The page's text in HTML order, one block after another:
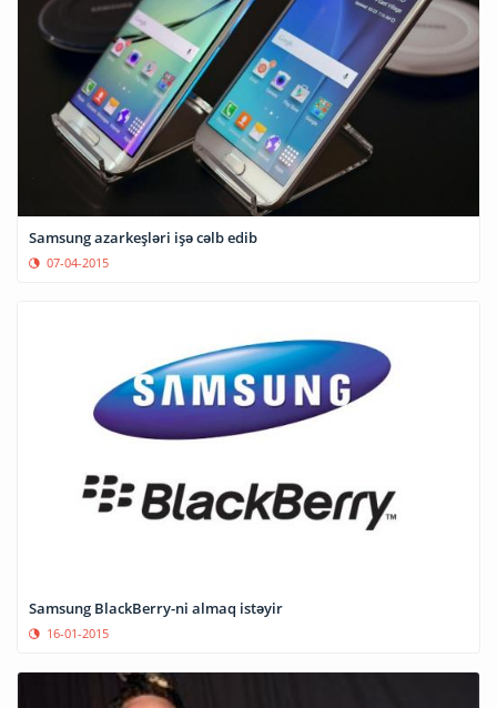
Samsung azarkeşləri işə cəlb edib
07-04-2015
Samsung BlackBerry-ni almaq istəyir
16-01-2015